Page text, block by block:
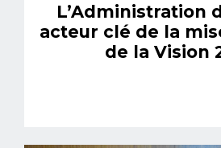
L’Administration
acteur clé de la
de la Vision